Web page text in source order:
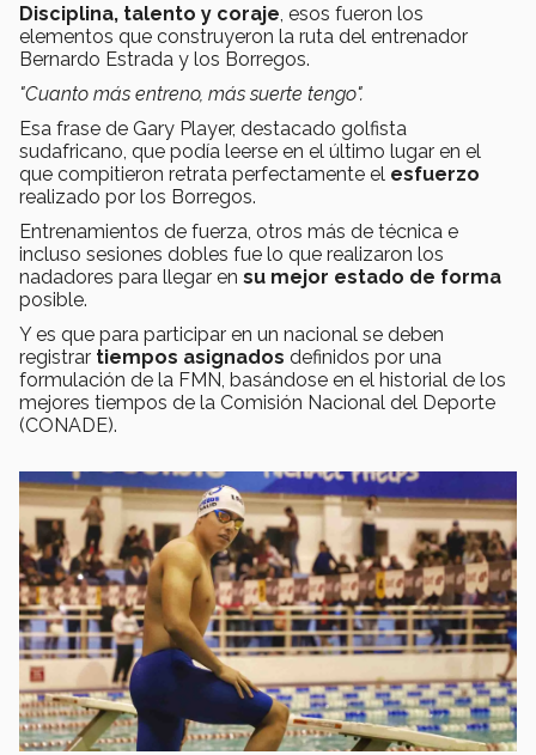
Disciplina, talento y coraje , esos fueron los
elementos que construyeron la ruta del entrenador
Bernardo Estrada y los Borregos.
"Cuanto más entreno, más suerte tengo".
Esa frase de Gary Player, destacado golfista
sudafricano, que podía leerse en el último lugar en el
que compitieron retrata perfectamente el esfuerzo
realizado por los Borregos.
Entrenamientos de fuerza, otros más de técnica e
incluso sesiones dobles fue lo que realizaron los
nadadores para llegar en su mejor estado de forma
posible.
Y es que para participar en un nacional se deben
registrar tiempos asignados definidos por una
formulación de la FMN, basándose en el historial de los
mejores tiempos de la Comisión Nacional del Deporte
(CONADE).